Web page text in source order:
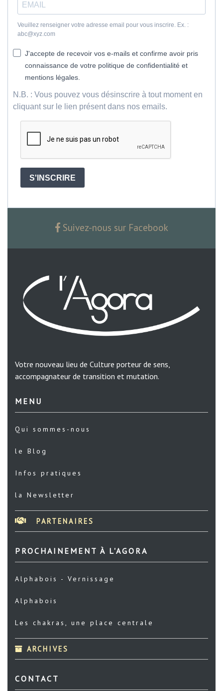
Veuillez renseigner votre adresse email pour vous inscrire. Ex. :
abc@xyz.com
J'accepte de recevoir vos e-mails et confirme avoir pris
connaissance de votre politique de confidentialité et
mentions légales.
N.B. : Vous pouvez vous désinscrire à tout moment en
cliquant sur le lien présent dans nos emails.
S'INSCRIRE
Suivez-nous sur Facebook
Votre nouveau lieu de Culture porteur de sens,
accompagnateur de transition et mutation.
MENU
Qui sommes-nous
le Blog
Infos pratiques
la Newsletter
PARTENAIRES
PROCHAINEMENT À L'AGORA
Alphabois - Vernissage
Alphabois
Les chakras, une place centrale
ARCHIVES
CONTACT